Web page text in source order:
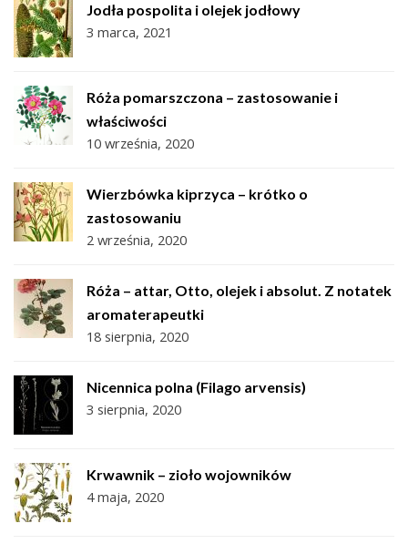
Jodła pospolita i olejek jodłowy
3 marca, 2021
Róża pomarszczona – zastosowanie i
właściwości
10 września, 2020
Wierzbówka kiprzyca – krótko o
zastosowaniu
2 września, 2020
Róża – attar, Otto, olejek i absolut. Z notatek
aromaterapeutki
18 sierpnia, 2020
Nicennica polna (Filago arvensis)
3 sierpnia, 2020
Krwawnik – zioło wojowników
4 maja, 2020